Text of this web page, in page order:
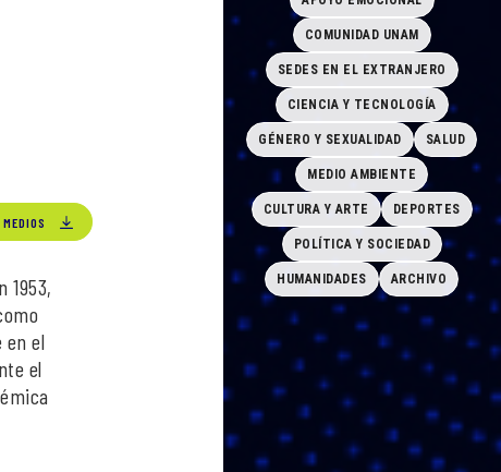
COMUNIDAD UNAM
SEDES EN EL EXTRANJERO
CIENCIA Y TECNOLOGÍA
GÉNERO Y SEXUALIDAD SALUD
MEDIO AMBIENTE
CULTURA Y ARTE DEPORTES
POLÍTICA Y SOCIEDAD
HUMANIDADES ARCHIVO
1953,
en el
el